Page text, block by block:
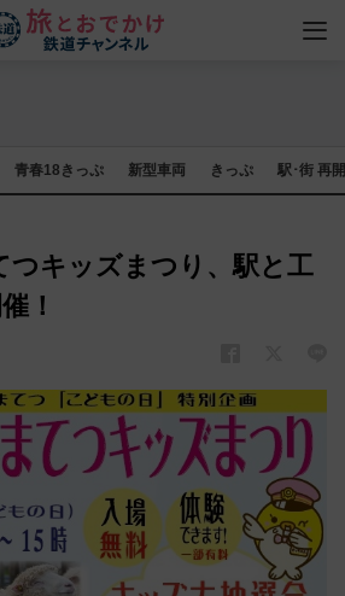
青春18きっぷ 新型車両 きっぷ 駅･街 再
つキッズまつり、駅と工
！